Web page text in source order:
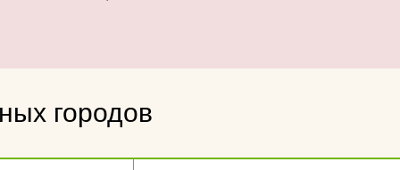
городов